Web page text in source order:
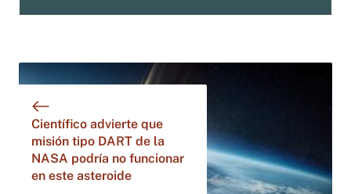
Científico advierte que
misión tipo DART de la
NASA podría no funcionar
en este asteroide